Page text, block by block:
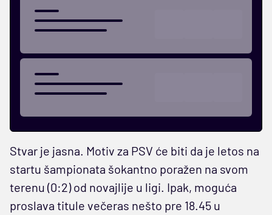
Stvar je jasna. Motiv za PSV će biti da je letos na
startu šampionata šokantno poražen na svom
terenu (0:2) od novajlije u ligi. Ipak, moguća
proslava titule večeras nešto pre 18.45 u